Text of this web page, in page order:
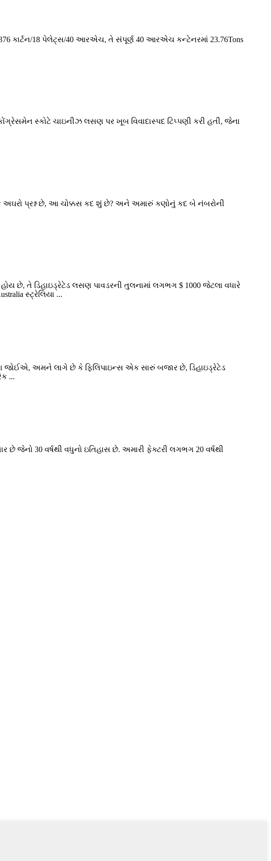
કાર્ટન/18 પેલેટ્સ/40 આરએચ, તે સંપૂર્ણ 40 આરએચ કન્ટેનરમાં 23.76Tons
સ્કોટે ચાઇનીઝ લસણ પર ખૂબ વિવાદાસ્પદ ટિપ્પણી કરી હતી, જેના
પ્રશ્ન છે, આ ચોક્કસ કદ શું છે? અને અમારું કણોનું કદ બે નંબરોની
છે, તે ડિહાઇડ્રેટેડ લસણ પાવડરની તુલનામાં લગભગ $ 1000 જેટલા વધારે
સ્ટ્રેલિયા ...
જોઈએ, અમને લાગે છે કે ફિલિપાઇન્સ એક સારું બજાર છે, ડિહાઇડ્રેટેડ
...
છે જેનો 30 વર્ષથી વધુનો ઇતિહાસ છે. અમારી ફેક્ટરી લગભગ 20 વર્ષથી